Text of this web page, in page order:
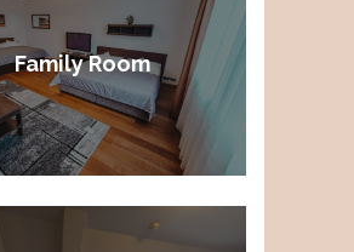
Family Room